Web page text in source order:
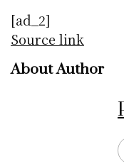
[ad_2]
Source link
About Author